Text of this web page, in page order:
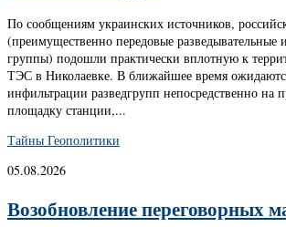
По сообщениям украинских источников,
(преимущественно передовые
группы) подошли практически вплотную к
ТЭС в Николаевке. В ближайшее время
инфильтрации разведгрупп непосредственно
площадку станции,...
Тайны Геополитики
05.08.2026
Возобновление переговорных